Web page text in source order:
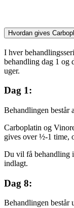
Hvordan gives
I hver
behandling dag 1 og
uger.
Dag 1:
Behandlingen består
Carboplatin og
gives over ½-1 time,
Du vil få behandling
indlagt.
Dag 8:
Behandlingen består